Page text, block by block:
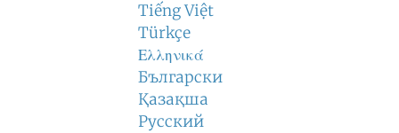
Tiếng Việt
Türkçe
Ελληνικά
Български
Қазақша
Русский